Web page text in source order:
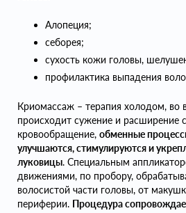
Алопеция;
себорея;
сухость кожи головы,
профилактика выпадения
Криомассаж – терапия холодом, во
происходит сужение и расширение
кровообращение, обменные
улучшаются, стимулируются и
луковицы. Специальным
движениями, по пробору,
волосистой части головы, от
периферии. Процедура